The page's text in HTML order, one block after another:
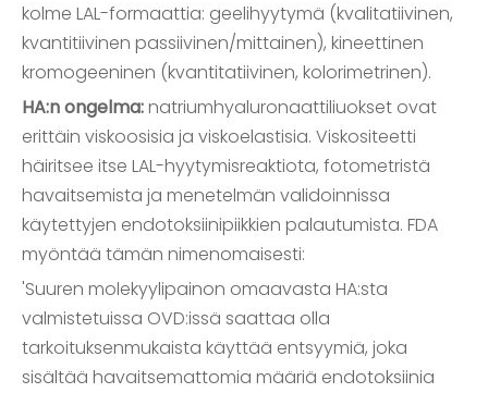
kolme LAL-formaattia: geelihyytymä (kvalitatiivinen,
kvantitiivinen passiivinen/mittainen), kineettinen
kromogeeninen (kvantitatiivinen, kolorimetrinen).
HA:n ongelma:natriumhyaluronaattiliuokset ovat
erittäin viskoosisia ja viskoelastisia. Viskositeetti
häiritsee itse LAL-hyytymisreaktiota, fotometristä
havaitsemista ja menetelmän validoinnissa
käytettyjen endotoksiinipiikkien palautumista. FDA
myöntää tämän nimenomaisesti:
'Suuren molekyylipainon omaavasta HA:sta
valmistetuissa OVD:issä saattaa olla
tarkoituksenmukaista käyttää entsyymiä, joka
sisältää havaitsemattomia määriä endotoksiinia